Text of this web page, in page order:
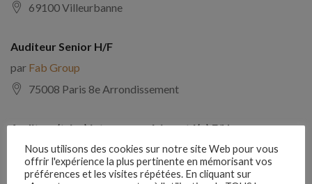
69100 Villeurbanne
Auditeur Senior H/F
par Fab Group
75008 Paris 8e Arrondissement
Auditeur(trice) interne expérimenté(e) F/H
parComptabilite Emploi
39130 Châtillon
Nous utilisons des cookies sur notre site Web pour vous
offrir l'expérience la plus pertinente en mémorisant vos
préférences et les visites répétées. En cliquant sur